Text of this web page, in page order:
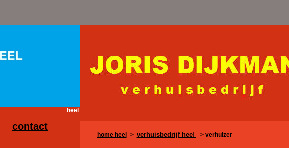
heel
contact
home heel > verhuisbedrijf heel > verhuizer